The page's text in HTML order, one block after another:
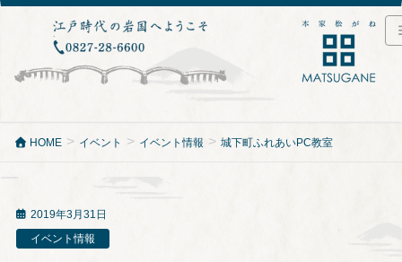
HOME イベント イベント情報 城下町ふれあいPC教室
2019年3月31日
イベント情報